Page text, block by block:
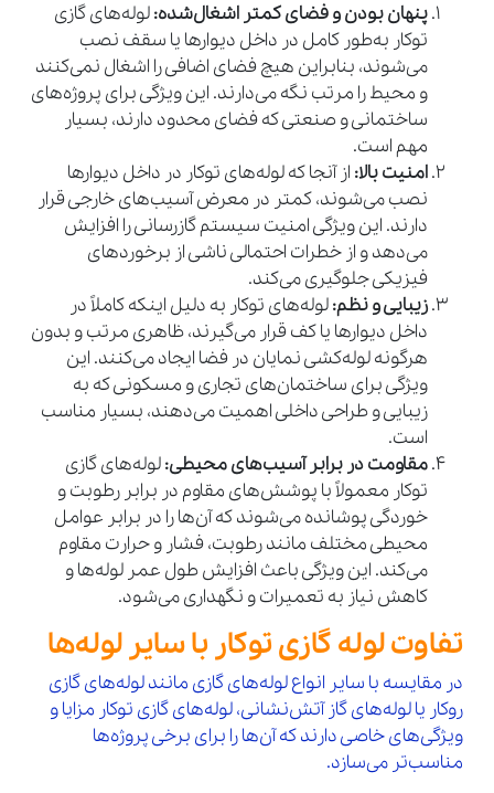
پنهان بودن و فضای کمتر اشغال‌شده:لوله‌های گازی
توکار به‌طور کامل در داخل دیوارها یا سقف نصب
می‌شوند، بنابراین هیچ فضای اضافی را اشغال نمی‌کنند
و محیط را مرتب نگه می‌دارند. این ویژگی برای پروژه‌های
ساختمانی و صنعتی که فضای محدود دارند، بسیار
مهم است.
امنیت بالا: از آنجا که لوله‌های توکار در داخل دیوارها
نصب می‌شوند، کمتر در معرض آسیب‌های خارجی قرار
دارند. این ویژگی امنیت سیستم گازرسانی را افزایش
می‌دهد و از خطرات احتمالی ناشی از برخوردهای
فیزیکی جلوگیری می‌کند.
زیبایی و نظم:لوله‌های توکار به دلیل اینکه کاملاً در
داخل دیوارها یا کف قرار می‌گیرند، ظاهری مرتب و بدون
هرگونه لوله‌کشی نمایان در فضا ایجاد می‌کنند. این
ویژگی برای ساختمان‌های تجاری و مسکونی که به
زیبایی و طراحی داخلی اهمیت می‌دهند، بسیار مناسب
است.
مقاومت در برابر آسیب‌های محیطی:لوله‌های گازی
توکار معمولاً با پوشش‌های مقاوم در برابر رطوبت و
خوردگی پوشانده می‌شوند که آن‌ها را در برابر عوامل
محیطی مختلف مانند رطوبت، فشار و حرارت مقاوم
می‌کند. این ویژگی باعث افزایش طول عمر لوله‌ها و
کاهش نیاز به تعمیرات و نگهداری می‌شود.
تفاوت لوله گازی توکار با سایر لوله‌ها
در مقایسه با سایر انواع لوله‌های گازی مانند لوله‌های گازی
روکار یا لوله‌های گاز آتش‌نشانی، لوله‌های گازی توکار مزایا و
ویژگی‌های خاصی دارند که آن‌ها را برای برخی پروژه‌ها
مناسب‌تر می‌سازد.